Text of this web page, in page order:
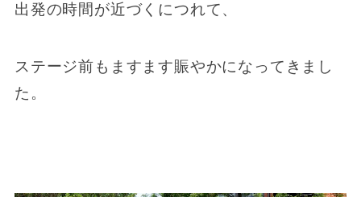
出発の時間が近づくにつれて、
ステージ前もますます賑やかになってきまし
た。